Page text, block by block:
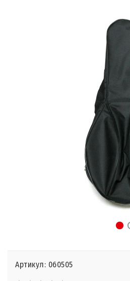
Артикул: 060505